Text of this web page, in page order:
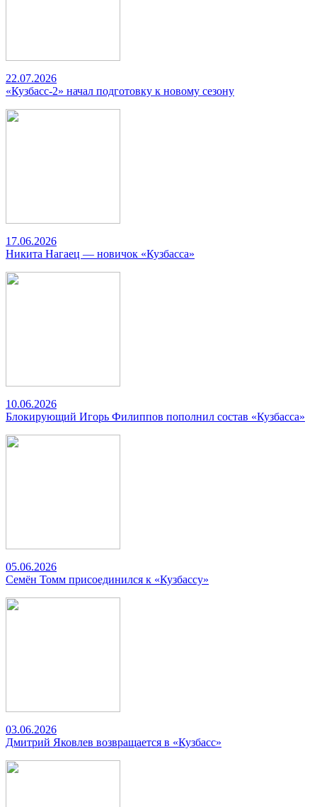
22.07.2026
«Кузбасс-2» начал подготовку к новому сезону
17.06.2026
Никита Нагаец — новичок «Кузбасса»
10.06.2026
Блокирующий Игорь Филиппов пополнил состав «Кузбасса»
05.06.2026
Семён Томм присоединился к «Кузбассу»
03.06.2026
Дмитрий Яковлев возвращается в «Кузбасс»